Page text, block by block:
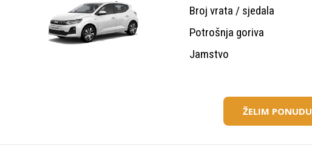
Broj vrata / sjedala
Potrošnja goriva
Jamstvo
ŽELIM PONUDU